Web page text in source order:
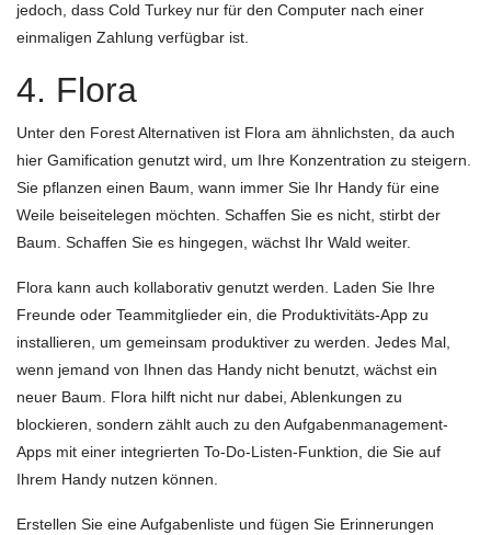
jedoch, dass Cold Turkey nur für den Computer nach einer
einmaligen Zahlung verfügbar ist.
4. Flora
Unter den Forest Alternativen ist Flora am ähnlichsten, da auch
hier Gamification genutzt wird, um Ihre Konzentration zu steigern.
Sie pflanzen einen Baum, wann immer Sie Ihr Handy für eine
Weile beiseitelegen möchten. Schaffen Sie es nicht, stirbt der
Baum. Schaffen Sie es hingegen, wächst Ihr Wald weiter.
Flora kann auch kollaborativ genutzt werden. Laden Sie Ihre
Freunde oder Teammitglieder ein, die Produktivitäts-App zu
installieren, um gemeinsam produktiver zu werden. Jedes Mal,
wenn jemand von Ihnen das Handy nicht benutzt, wächst ein
neuer Baum. Flora hilft nicht nur dabei, Ablenkungen zu
blockieren, sondern zählt auch zu den Aufgabenmanagement-
Apps mit einer integrierten To-Do-Listen-Funktion, die Sie auf
Ihrem Handy nutzen können.
Erstellen Sie eine Aufgabenliste und fügen Sie Erinnerungen